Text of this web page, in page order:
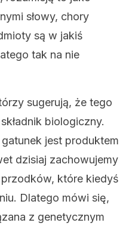
słowy, chory
są w jakiś
tak na nie
sugerują, że tego
biologiczny.
jest produktem
dzisiaj zachowujemy
które kiedyś
Dlatego mówi się,
z genetycznym